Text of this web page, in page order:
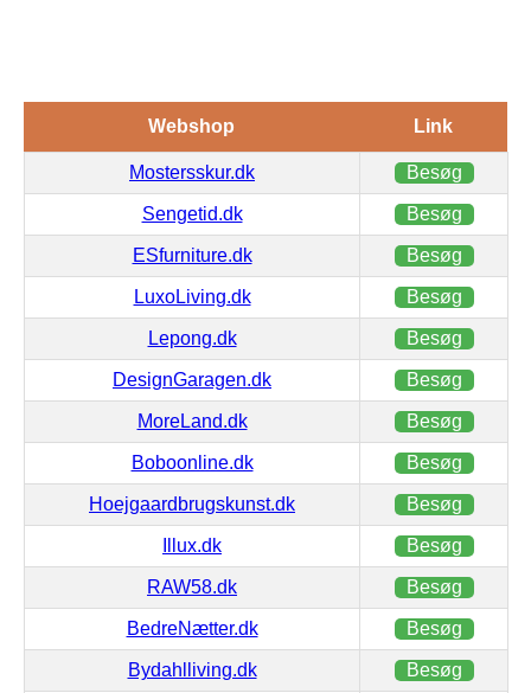
Webshop Link
Mostersskur.dk Besøg
Sengetid.dk Besøg
ESfurniture.dk Besøg
LuxoLiving.dk Besøg
Lepong.dk Besøg
DesignGaragen.dk Besøg
MoreLand.dk Besøg
Boboonline.dk Besøg
Hoejgaardbrugskunst.dk Besøg
Illux.dk Besøg
RAW58.dk Besøg
BedreNætter.dk Besøg
Bydahlliving.dk Besøg